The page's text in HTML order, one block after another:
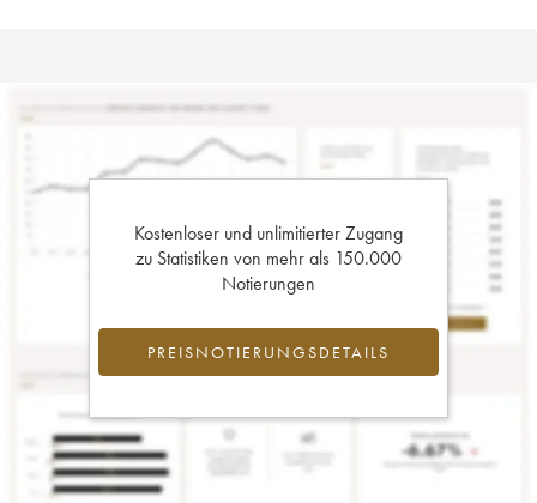
Kostenloser und unlimitierter Zugang
zu Statistiken von mehr als 150.000
Notierungen
PREISNOTIERUNGSDETAILS